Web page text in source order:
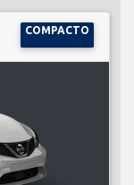
COMPACTO